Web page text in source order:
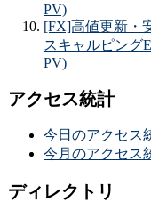
PV)
[FX]高値更新・
スキャルピング
PV)
アクセス統計
今日のアクセス
今月のアクセス
ディレクトリ